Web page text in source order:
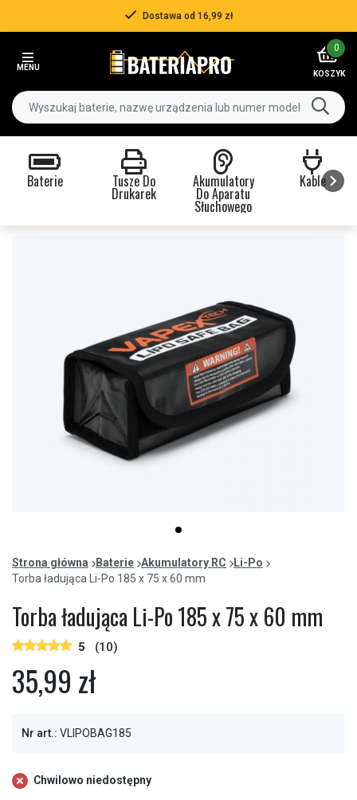
Dostawa od 16,99 zł
MENU
0
KOSZYK
Baterie Tusze Do
Drukarek
Akumulatory
Do Aparatu
Słuchowego
Kable
item
0
of
1
Strona główna Baterie Akumulatory RC
Li-Po
Torba ładująca Li-Po 185 x 75 x 60 mm
Torba ładująca Li-Po 185 x 75 x 60 mm
5 (10)
35,99 zł
Nr art.: VLIPOBAG185
Chwilowo niedostępny